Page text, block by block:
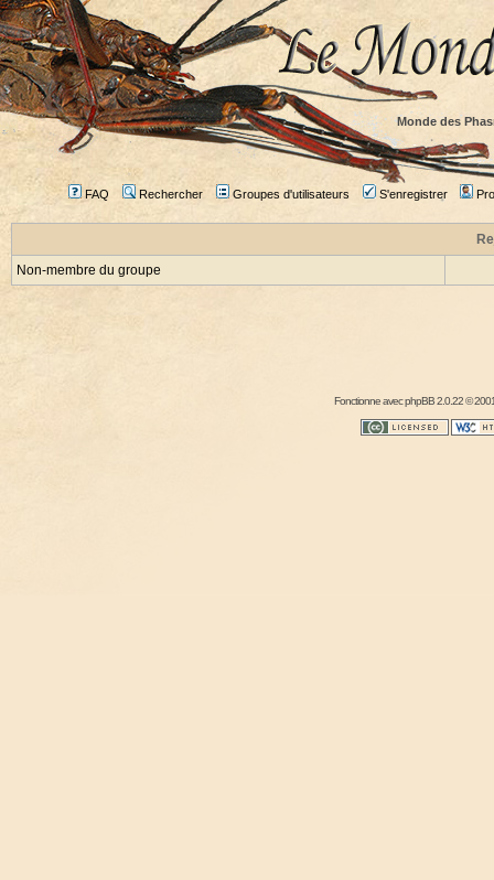
Monde des
FAQ Rechercher Groupes d'utilisateurs S'enregistrer
Non-membre du groupe
Fonctionne avecphpBB2.0.22 ©